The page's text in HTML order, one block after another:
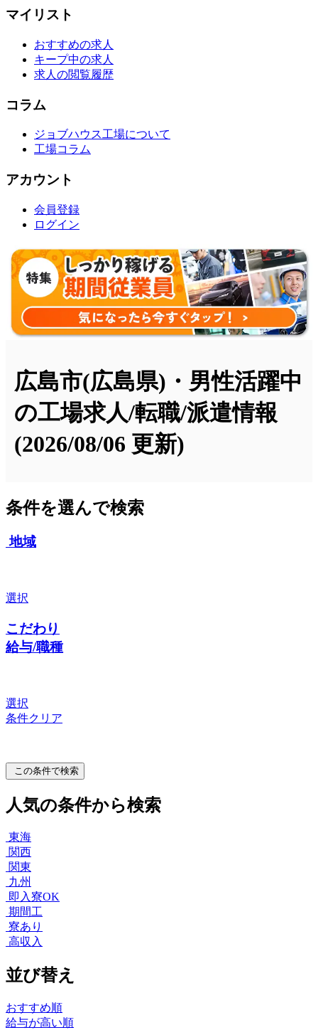
マイリスト
おすすめの求人
キープ中の求人
求人の閲覧履歴
コラム
ジョブハウス工場について
工場コラム
アカウント
会員登録
ログイン
広島市(広島県)・男性活躍中
の工場求人/転職/派遣情報
(2026/08/06 更新)
条件を選んで検索
地域
選択
こだわり
給与/職種
選択
条件クリア
この条件で検索
人気の条件から検索
東海
関西
関東
九州
即入寮OK
期間工
寮あり
高収入
並び替え
おすすめ順
給与が高い順